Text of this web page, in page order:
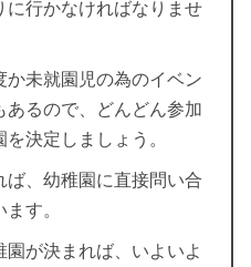
に行かなければなりませ
か未就園児の為のイベン
あるので、どんどん参加
決定しましょう。
ば、幼稚園に直接問い合
す。
が決まれば、いよいよ